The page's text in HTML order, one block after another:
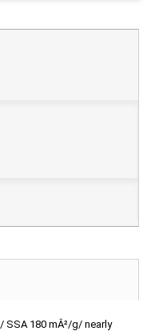
SSA 180 mÂ²/g/ nearly